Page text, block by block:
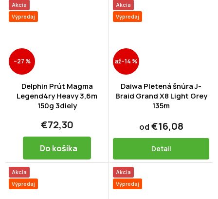
Akcia
Výpredaj
–27 %
Delphin Prút Magma
Legend4ry Heavy 3,6m
150g 3diely
€72,30
Do košíka
Akcia
Výpredaj
až–14 %
Daiwa Pletená šnúra J-
Braid Grand X8 Light Grey
135m
od €16,08
Detail
Akcia
Výpredaj
Akcia
Výpredaj